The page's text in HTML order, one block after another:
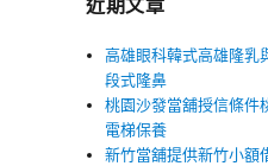
近期文章
高雄眼科韓式高雄隆乳
段式隆鼻
桃園沙發當舖授信條件
電梯保養
新竹當舖提供新竹小額